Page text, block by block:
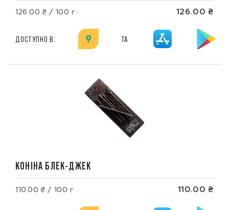
126.00 ₴ / 100 г 126.00 ₴
ДОСТУПНО В: ТА
КОНІНА БЛЕК-ДЖЕК
110.00 ₴ / 100 г 110.00 ₴